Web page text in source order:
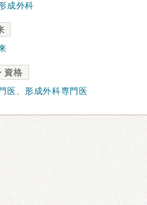
成外科
資格
医 、形成外科専門医